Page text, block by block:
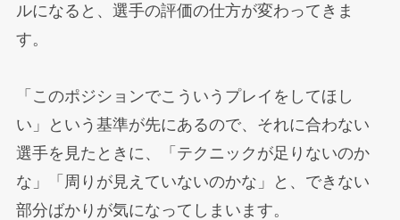
ルになると、選手の評価の仕方が変わってきま
す。
「このポジションでこういうプレイをしてほし
い」という基準が先にあるので、それに合わない
選手を見たときに、「テクニックが足りないのか
な」「周りが見えていないのかな」と、できない
部分ばかりが気になってしまいます。